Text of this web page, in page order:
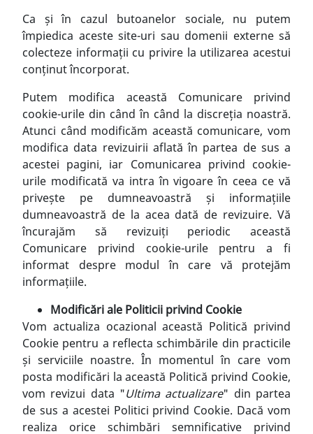
Ca și în cazul butoanelor sociale, nu putem
împiedica aceste site-uri sau domenii externe să
colecteze informații cu privire la utilizarea acestui
conținut încorporat.
Putem modifica această Comunicare privind
cookie-urile din când în când la discreția noastră.
Atunci când modificăm această comunicare, vom
modifica data revizuirii aflată în partea de sus a
acestei pagini, iar Comunicarea privind cookie-
urile modificată va intra în vigoare în ceea ce vă
privește pe dumneavoastră și informațiile
dumneavoastră de la acea dată de revizuire. Vă
încurajăm să revizuiți periodic această
Comunicare privind cookie-urile pentru a fi
informat despre modul în care vă protejăm
informațiile.
Modificări ale Politicii privind Cookie
Vom actualiza ocazional această Politică privind
Cookie pentru a reflecta schimbările din practicile
și serviciile noastre. În momentul în care vom
posta modificări la această Politică privind Cookie,
vom revizui data "Ultima actualizare" din partea
de sus a acestei Politici privind Cookie. Dacă vom
realiza orice schimbări semnificative privind